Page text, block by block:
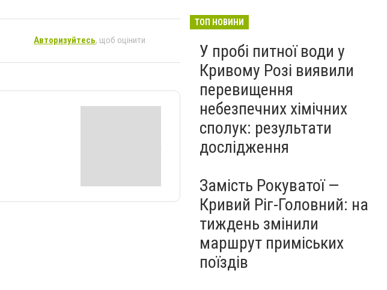
Авторизуйтесь, щоб оцінити
постраждали через атаки
серпня: поліція фіксує
воєнні злочини, - ФОТО
ТОП НОВИНИ
У пробі питної води у
Кривому Розі виявили
перевищення
небезпечних хімічних
сполук: результати
дослідження
Замість Рокуватої —
Кривий Ріг-Головний: на
тиждень змінили
маршрут приміських
поїздів